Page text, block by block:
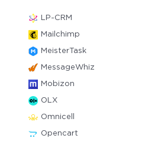
LP-CRM
Mailchimp
MeisterTask
MessageWhiz
Mobizon
OLX
Omnicell
Opencart